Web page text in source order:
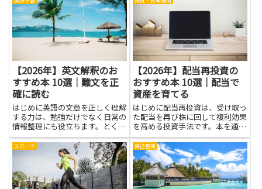
債権者や取引先との対話のコツと
いった実務的な知識が身につきま
す。こうした知識は、感情に流
さ...
第一歩をそっと後押ししてくれま
す。難しく感じやすい仕組みを、
遊び感覚の実験や絵と図で分か
り...
【2026年】英文解釈のお
すすめ本 10選｜難文を正
確に読む
はじめに英語の文章を正しく理解
する力は、勉強だけでなく日常の
情報整理にも役立ちます。とくに
英文解釈は、難文を正確に読む力
の土台となります。英語には、文
の順序や助動詞の意味、前後の関
係を示す小さなヒントがたくさん
あります。こうしたポイントを
少...
【2026年】配当再投資の
おすすめ本 10選｜配当で
資産を育てる
はじめに配当再投資は、受け取っ
た配当を再び株に回して複利効果
を高める投資手法です。本を通じ
て仕組みや心理、税金や手数料の
影響、リスク管理の考え方を学ぶ
と、長期的に資産を育てる判断力
が身につきます。具体的な事例や
失敗談から実践的なヒントを得
ら...
スポーツ 自己啓発